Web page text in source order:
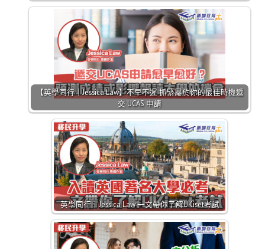
【英學同行｜Jessica Law】不早不遲 抓緊屬於你的最佳時機遞
交 UCAS 申請
英學同行｜Jessica Law 一文帶你了解UKiset考試